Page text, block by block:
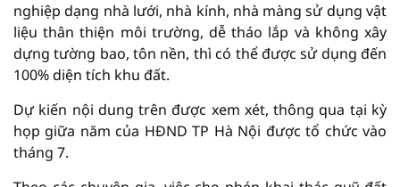
nghiệp dạng nhà lưới, nhà kính, nhà màng sử dụng vật
liệu thân thiện môi trường, dễ tháo lắp và không xây
dựng tường bao, tôn nền, thì có thể được sử dụng đến
100% diện tích khu đất.
Dự kiến nội dung trên được xem xét, thông qua tại kỳ
họp giữa năm của HĐND TP Hà Nội được tổ chức vào
tháng 7.